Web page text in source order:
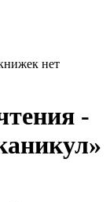
нет
-